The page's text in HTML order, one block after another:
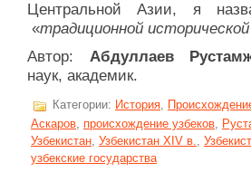
Центральной Азии, я
«традиционной исторической
Автор: Абдуллаев
наук, академик.
Категории: История,
Аскаров происхождение узбеков
Узбекистан Узбекистан XIV в.
узбекские государства